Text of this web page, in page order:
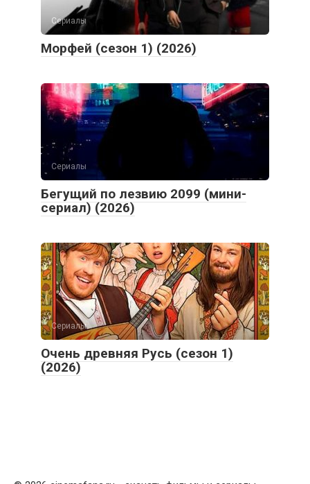
Сериалы
Морфей (сезон 1) (2026)
Сериалы
Бегущий по лезвию 2099 (мини-
сериал) (2026)
Сериалы
Очень древняя Русь (сезон 1)
(2026)